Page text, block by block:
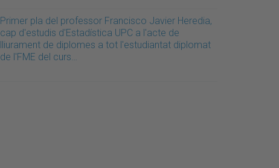
Primer pla del professor Francisco Javier Heredia,
cap d'estudis d'Estadística UPC a l'acte de
lliurament de diplomes a tot l'estudiantat diplomat
de l'FME del curs…